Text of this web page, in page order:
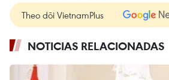
Theo dõi VietnamPlus
NOTICIAS RELACIONADAS